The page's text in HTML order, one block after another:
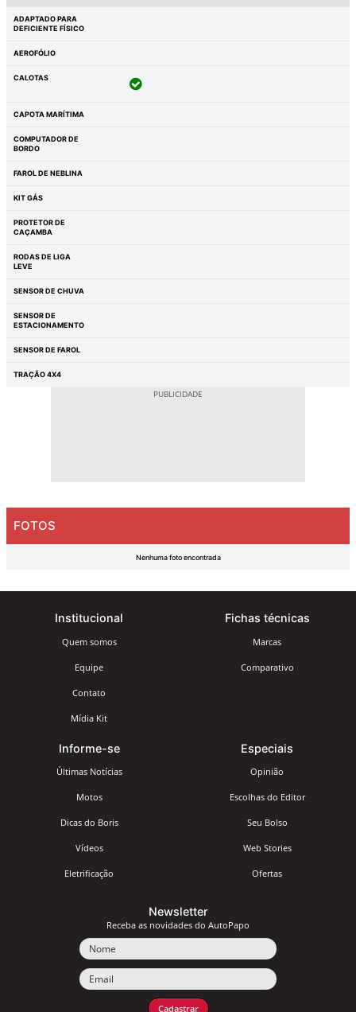
ADAPTADO PARA
DEFICIENTE FÍSICO
AEROFÓLIO
CALOTAS
CAPOTA MARÍTIMA
COMPUTADOR DE
BORDO
FAROL DE NEBLINA
KIT GÁS
PROTETOR DE
CAÇAMBA
RODAS DE LIGA
LEVE
SENSOR DE CHUVA
SENSOR DE
ESTACIONAMENTO
SENSOR DE FAROL
TRAÇÃO 4X4
FOTOS
Nenhuma foto encontrada
Institucional
Quem somos
Equipe
Contato
Mídia Kit
Fichas técnicas
Marcas
Comparativo
Informe-se
Últimas Notícias
Motos
Dicas do Boris
Vídeos
Eletrificação
Especiais
Opinião
Escolhas do Editor
Seu Bolso
Web Stories
Ofertas
Newsletter
Receba as novidades do AutoPapo
Cadastrar